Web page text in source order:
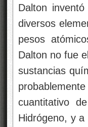
Dalton
diversos
pesos
Dalton no fue
sustancias
cuantitativo
Hidrógeno, y